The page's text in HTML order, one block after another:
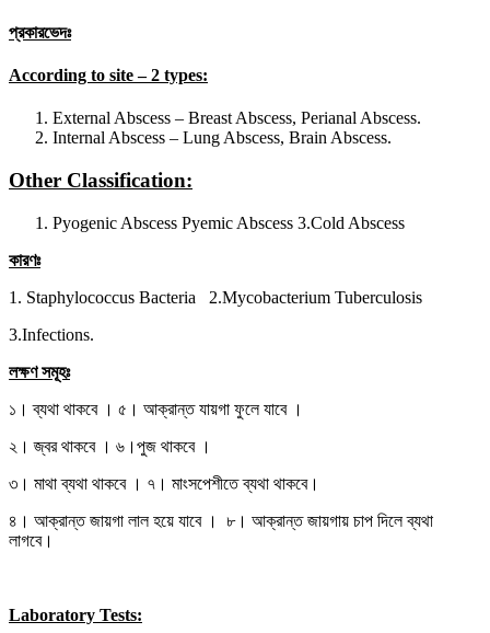
প্রকারভেদঃ
According to site – 2 types:
External Abscess – Breast Abscess, Perianal Abscess.
Internal Abscess – Lung Abscess, Brain Abscess.
Other Classification:
Pyogenic Abscess Pyemic Abscess 3.Cold Abscess
কারণঃ
1. Staphylococcus Bacteria 2.Mycobacterium Tuberculosis
3.Infections.
লক্ষণ সমূহঃ
১। ব্যথা থাকবে । ৫। আক্রান্ত যায়গা ফুলে যাবে ।
২। জ্বর থাকবে । ৬।পুজ থাকবে ।
৩। মাথা ব্যথা থাকবে । ৭। মাংসপেশীতে ব্যথা থাকবে।
৪। আক্রান্ত জায়গা লাল হয়ে যাবে । ৮। আক্রান্ত জায়গায় চাপ দিলে ব্যথা
লাগবে।
Laboratory Tests: